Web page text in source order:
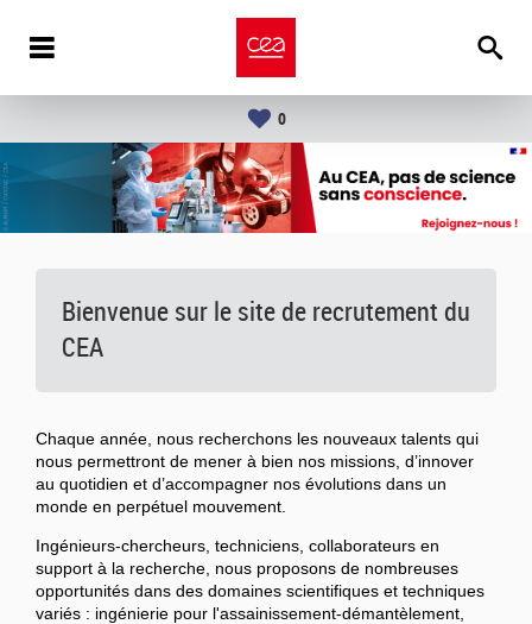
0
Bienvenue sur le site de recrutement du
CEA
Chaque année, nous recherchons les nouveaux talents qui
nous permettront de mener à bien nos missions, d’innover
au quotidien et d’accompagner nos évolutions dans un
monde en perpétuel mouvement.
Ingénieurs-chercheurs, techniciens, collaborateurs en
support à la recherche, nous proposons de nombreuses
opportunités dans des domaines scientifiques et techniques
variés : ingénierie pour l'assainissement-démantèlement,